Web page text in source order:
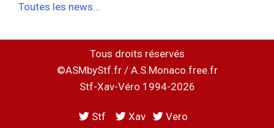
Toutes les news...
Tous droits réservés
©ASMbyStf.fr / A.S.Monaco.free.fr
Stf-Xav-Véro 1994-2026
Stf Xav Vero